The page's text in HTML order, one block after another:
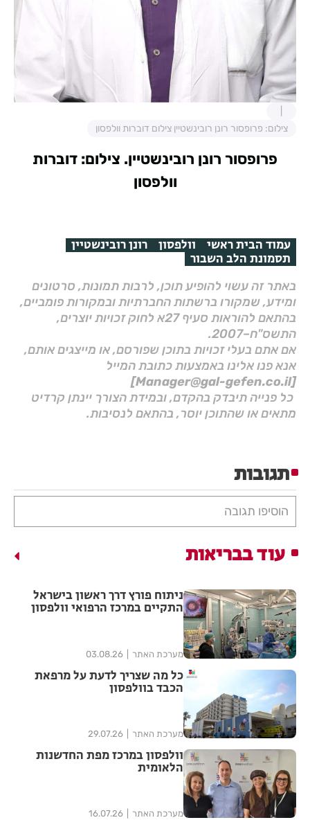
צילום: פרופסור רונן רובינשטיין צילום דוברות וולפסון
פרופסור רונן רובינשטיין. צילום: דוברות
וולפסון
עמוד הבית ראשי וולפסון רונן רובינשטיין
תסמונת הלב השבור
באתר זה עשוי להופיע תוכן, לרבות תמונות, סרטונים
ומידע, שמקורו ברשתות החברתיות ובמקורות פומביים,
בהתאם להוראות סעיף 27א לחוק זכויות יוצרים,
התשס"ח–2007.
אם אתם בעלי זכויות בתוכן שפורסם, או מייצגים אותם,
אנא פנו אלינו באמצעות כתובת המייל
[Manager@gal-gefen.co.il]
כל פנייה תיבדק בהקדם, ובמידת הצורך יינתן קרדיט
מתאים או שהתוכן יוסר, בהתאם לנסיבות.
תגובות
הוסיפו תגובה
עוד בבריאות
ניתוח פורץ דרך ראשון בישראל
התקיים במרכז הרפואי וולפסון
מערכת האתר 03.08.26
כל מה שצריך לדעת על מרפאת
הכבד בוולפסון
מערכת האתר 29.07.26
וולפסון במרכז מפת החדשנות
הלאומית
מערכת האתר 16.07.26